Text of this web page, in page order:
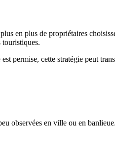
en plus de propriétaires
touristiques.
permise, cette stratégie peut
observées en ville ou en